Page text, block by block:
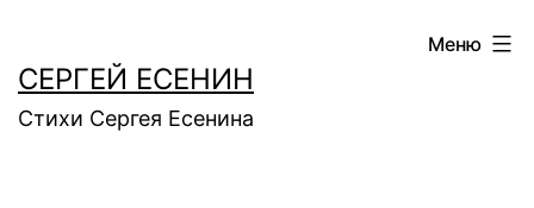
содержимому
СЕРГЕЙ ЕСЕНИН
Стихи Сергея Есенина
Меню